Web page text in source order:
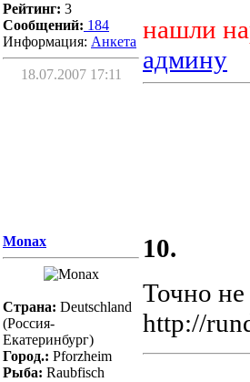
Рейтинг: 3
Сообщений: 184
Информация: Aнкета
18.07.2007 17:11
нашли
админу
Monax
Страна: Deutschland
(Россия-
Екатеринбург)
Город.: Pforzheim
Рыба: Raubfisch
10.
Точно
http://